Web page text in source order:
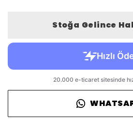
Stoğa Gelince